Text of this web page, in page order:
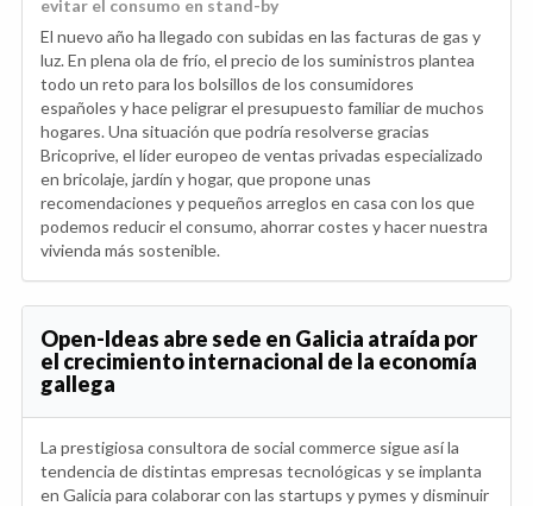
evitar el consumo en stand-by
El nuevo año ha llegado con subidas en las facturas de gas y
luz. En plena ola de frío, el precio de los suministros plantea
todo un reto para los bolsillos de los consumidores
españoles y hace peligrar el presupuesto familiar de muchos
hogares. Una situación que podría resolverse gracias
Bricoprive, el líder europeo de ventas privadas especializado
en bricolaje, jardín y hogar, que propone unas
recomendaciones y pequeños arreglos en casa con los que
podemos reducir el consumo, ahorrar costes y hacer nuestra
vivienda más sostenible.
Open-Ideas abre sede en Galicia atraída por
el crecimiento internacional de la economía
gallega
La prestigiosa consultora de social commerce sigue así la
tendencia de distintas empresas tecnológicas y se implanta
en Galicia para colaborar con las startups y pymes y disminuir